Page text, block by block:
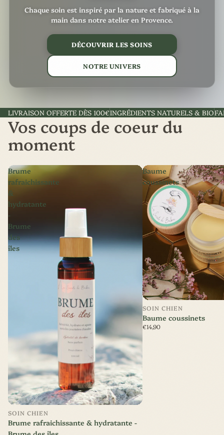
Chaque soin est inspiré par la nature et fabriqué à la
main dans notre atelier en Provence.
DÉCOUVRIR LES SOINS
NOTRE UNIVERS
LIVRAISON OFFERTE DÈS 100€INGRÉDIENTS NATURELS & BIO
Vos coups de coeur du
moment
Brume
rafraichissante
&
hydratante
-
Brume
des
îles
Nouveauté
SOIN CHIEN
Brume rafraichissante & hydratante -
Baume
coussinets
SOIN CHIEN
Baume coussinets
€14,90